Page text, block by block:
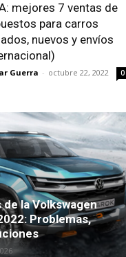
mejores 7 ventas de
para carros
nuevos y envíos
Guerra - octubre 22, 2022 0
la Volkswagen
Problemas,